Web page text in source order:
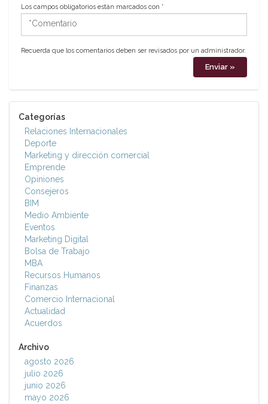
Los campos obligatorios están marcados con *
*Comentario
Recuerda que los comentarios deben ser revisados por un administrador.
Categorías
Relaciones Internacionales
Deporte
Marketing y dirección comercial
Emprende
Opiniones
Consejeros
BIM
Medio Ambiente
Eventos
Marketing Digital
Bolsa de Trabajo
MBA
Recursos Humanos
Finanzas
Comercio Internacional
Actualidad
Acuerdos
Archivo
agosto 2026
julio 2026
junio 2026
mayo 2026